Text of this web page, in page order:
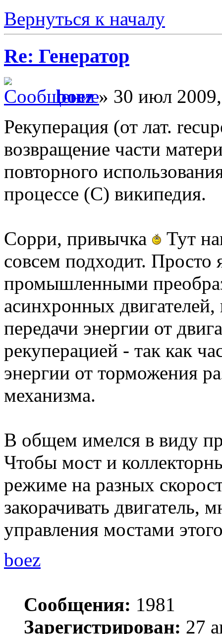
Вернуться к началу
Re: Генератор
boez» 30 июл
Рекуперация (от лат.
возвращение части
повторного
процессе (С) википедия.
Сорри, привычка
Тут
совсем подходит. Просто
промышленными
асинхронных
передачи энергии от
рекуперацией - так как
энергии от торможения
механизма.
В общем имелся в виду
Чтобы мост и
режиме на разных
закорачивать двигатель,
управления мостами
boez
Сообщения: 1981
Зарегистрирован: 27